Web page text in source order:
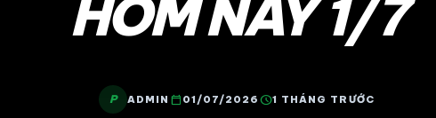
HÔM NAY 1/7
P ADMIN calendar_today 01/07/2026 schedule1 THÁNG TRƯỚC